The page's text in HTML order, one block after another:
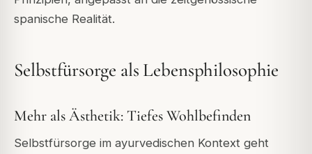
spanische Realität.
Selbstfürsorge als Lebensphilosophie
Mehr als Ästhetik: Tiefes Wohlbefinden
Selbstfürsorge im ayurvedischen Kontext geht